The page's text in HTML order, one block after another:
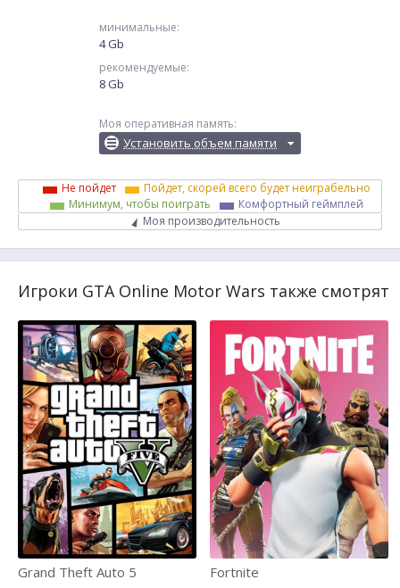
минимальные:
4 Gb
рекомендуемые:
8 Gb
Моя оперативная память:
Установить объем памяти
Не пойдет
Пойдет, скорей всего будет неиграбельно
Минимум, чтобы поиграть
Комфортный геймплей
Моя производительность
Игроки GTA Online Motor Wars также смотрят
Grand Theft Auto 5 Fortnite